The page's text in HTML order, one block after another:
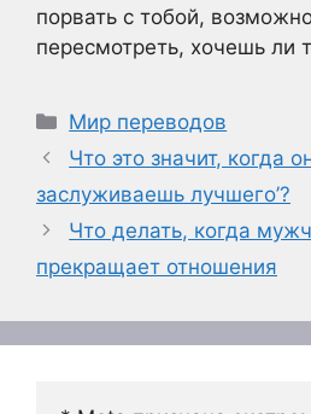
порвать с тобой,
пересмотреть, хочешь ли
Рубрики
Мир переводов
Что это значит, когда
заслуживаешь лучшего’?
Что делать, когда
прекращает отношения